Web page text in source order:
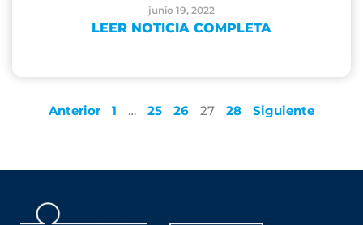
junio 19, 2022
LEER NOTICIA COMPLETA
Anterior 1 … 25 26 27 28 Siguiente